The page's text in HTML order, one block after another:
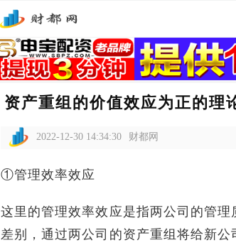
资产重组的价值效应为正的理
2022-12-30 14:34:30 财都网
①管理效率效应
这里的管理效率效应是指两公司的管
差别，通过两公司的资产重组将给新